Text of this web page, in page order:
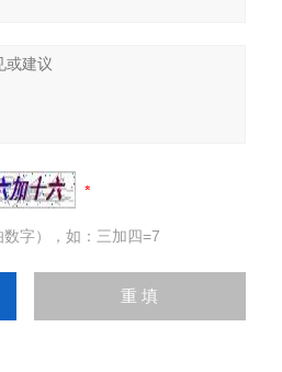
字），如：三加四=7